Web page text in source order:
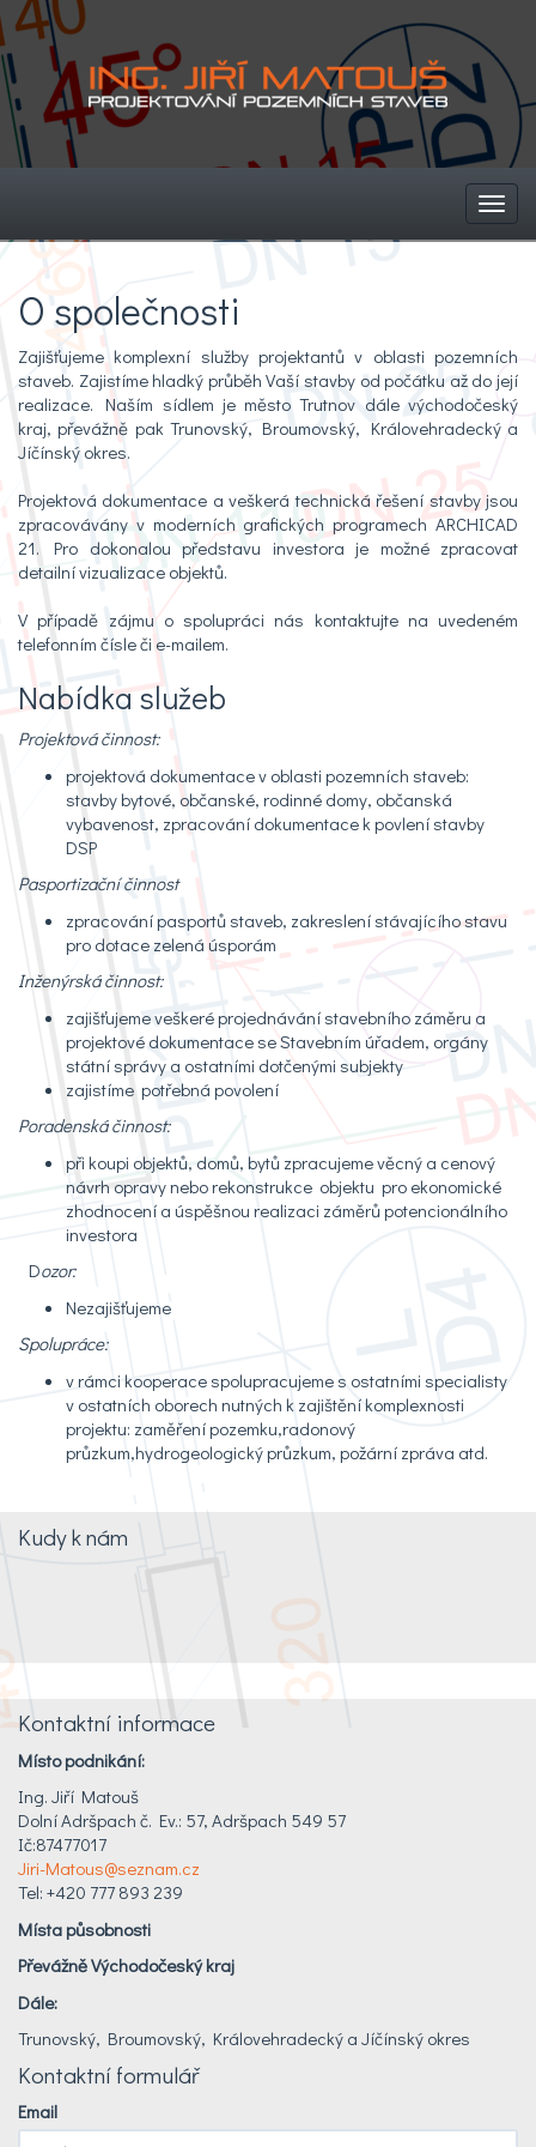
O společnosti
Zajišťujeme komplexní služby projektantů v oblasti pozemních
staveb. Zajistíme hladký průběh Vaší stavby od počátku až do její
realizace. Naším sídlem je město Trutnov dále východočeský
kraj, převážně pak Trunovský, Broumovský, Královehradecký a
Jíčínský okres.
Projektová dokumentace a veškerá technická řešení stavby jsou
zpracovávány v moderních grafických programech ARCHICAD
21. Pro dokonalou představu investora je možné zpracovat
detailní vizualizace objektů.
V případě zájmu o spolupráci nás kontaktujte na uvedeném
telefonním čísle či e-mailem.
Nabídka služeb
Projektová činnost:
projektová dokumentace v oblasti pozemních staveb:
stavby bytové, občanské, rodinné domy, občanská
vybavenost, zpracování dokumentace k povlení stavby
DSP
Pasportizační činnost
zpracování pasportů staveb, zakreslení stávajícího stavu
pro dotace zelená úsporám
Inženýrská činnost:
zajišťujeme veškeré projednávání stavebního záměru a
projektové dokumentace se Stavebním úřadem, orgány
státní správy a ostatními dotčenými subjekty
zajistíme potřebná povolení
Poradenská činnost:
při koupi objektů, domů, bytů zpracujeme věcný a cenový
návrh opravy nebo rekonstrukce objektu pro ekonomické
zhodnocení a úspěšnou realizaci záměrů potencionálního
investora
Dozor:
Nezajišťujeme
Spolupráce:
v rámci kooperace spolupracujeme s ostatními specialisty
v ostatních oborech nutných k zajištění komplexnosti
projektu: zaměření pozemku,radonový
průzkum,hydrogeologický průzkum, požární zpráva atd.
Kudy k nám
Kontaktní informace
Místo podnikání:
Ing. Jiří Matouš
Dolní Adršpach č. Ev.: 57, Adršpach 549 57
Ič:87477017
Jiri-Matous@seznam.cz
Tel: +420 777 893 239
Místa působnosti
Převážně Východočeský kraj
Dále:
Trunovský, Broumovský, Královehradecký a Jíčínský okres
Kontaktní formulář
Email